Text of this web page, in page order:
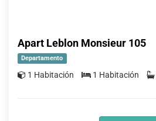
Apart Leblon Monsieur 105
Departamento
1 Habitación 1 Habitación